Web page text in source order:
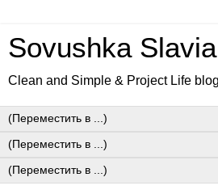
Sovushka Slavia
Clean and Simple & Project Life blog